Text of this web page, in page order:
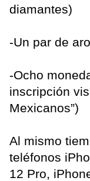
diamantes)
-Un par de
-Ocho
inscripción
Mexicanos”)
Al mismo
teléfonos
12 Pro,